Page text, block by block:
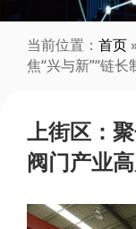
当前位置： 首页
焦“兴与新”“链
上街区：
阀门产业